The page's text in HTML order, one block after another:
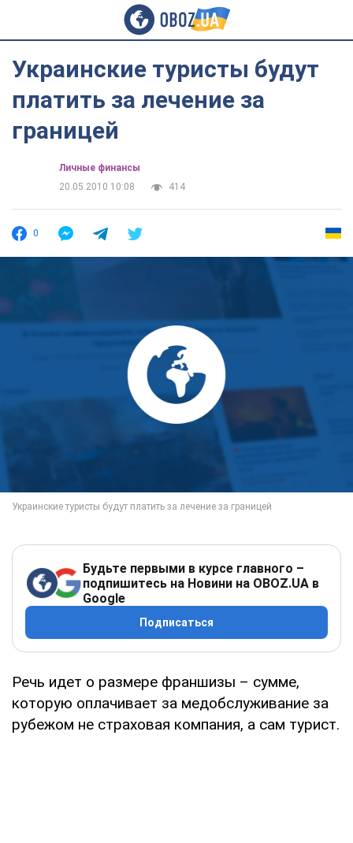
Украинские туристы будут
платить за лечение за
границей
Личные финансы
20.05.2010 10:08
414
0
Будьте первыми в курсе главного –
подпишитесь на Новини на OBOZ.UA в
Google
Подписаться
Речь идет о размере франшизы – сумме,
которую оплачивает за медобслуживание за
рубежом не страховая компания, а сам турист.